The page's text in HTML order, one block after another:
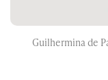
Guilhermina de